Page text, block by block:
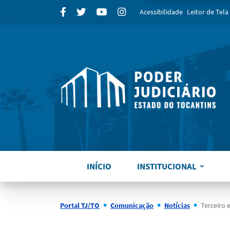
para
FacebookTwitter YoutubeInstagram
Acessibilidade Leitor de Tela
INÍCIO INSTITUCIONAL
Portal TJ/TO Comunicação Notícias Terceiro episódio do